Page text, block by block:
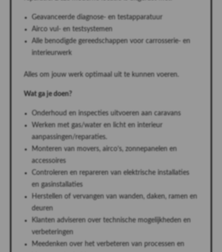
Geavanceerde diagnose- en testapparatuur
Airco vul- en testsystemen
Alle benodigde gereedschappen voor carrosserie- en
interieurwerk
Alles om jouw werk optimaal uit te kunnen voeren.
Wat ga je doen?
Onderhoud en inspecties uitvoeren aan caravans
Werken met gas/water en licht en interieur
aanpassingen/reparaties.
Monteren van movers, airco’s, zonnepanelen en
accessoires
Controleren en repareren van elektrische installaties
en gasinstallaties
Herstellen of vervangen van wanden, daken, ramen en
deuren
Klanten adviseren over technische mogelijkheden en
verbeteringen
Meedenken over het verbeteren van processen en